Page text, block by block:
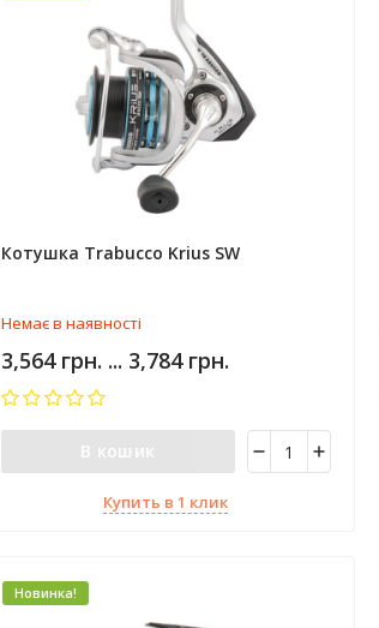
Котушка Trabucco Krius SW
Немає в наявності
3,564 грн. ... 3,784 грн.
В кошик
Купить в 1 клик
Новинка!